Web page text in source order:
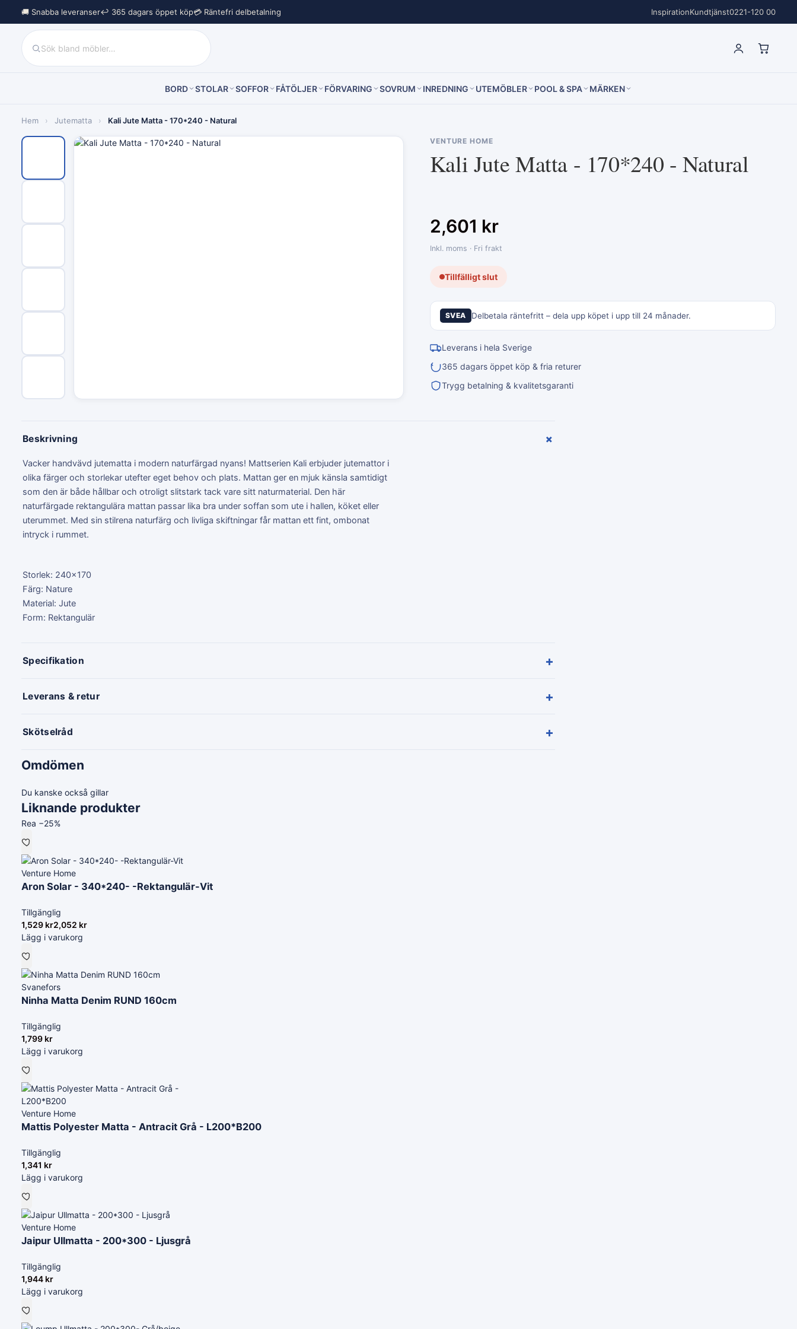
🚚 Snabba leveranser↩︎ 365 dagars öppet köp💳 Räntefri delbetalning InspirationKundtjänst0221-120 00
BORD STOLAR SOFFOR FÅTÖLJER FÖRVARING SOVRUM INREDNING UTEMÖBLER POOL & SPA MÄRKEN
Hem › Jutematta › Kali Jute Matta - 170*240 - Natural
VENTURE HOME
Kali Jute Matta - 170*240 - Natural
2,601 kr
Inkl. moms · Fri frakt
Tillfälligt slut
SVEA Delbetala räntefritt – dela upp köpet i upp till 24 månader.
Leverans i hela Sverige
365 dagars öppet köp & fria returer
Trygg betalning & kvalitetsgaranti
Beskrivning +
Vacker handvävd jutematta i modern naturfärgad nyans! Mattserien Kali erbjuder jutemattor i
olika färger och storlekar utefter eget behov och plats. Mattan ger en mjuk känsla samtidigt
som den är både hållbar och otroligt slitstark tack vare sitt naturmaterial. Den här
naturfärgade rektangulära mattan passar lika bra under soffan som ute i hallen, köket eller
uterummet. Med sin stilrena naturfärg och livliga skiftningar får mattan ett fint, ombonat
intryck i rummet.
Storlek: 240x170
Färg: Nature
Material: Jute
Form: Rektangulär
Specifikation +
Leverans & retur +
Skötselråd +
Omdömen
Du kanske också gillar
Liknande produkter
Rea −25%
Venture Home
Aron Solar - 340*240- -Rektangulär-Vit
Tillgänglig
1,529 kr2,052 kr
Lägg i varukorg
Svanefors
Ninha Matta Denim RUND 160cm
Tillgänglig
1,799 kr
Lägg i varukorg
Venture Home
Mattis Polyester Matta - Antracit Grå - L200*B200
Tillgänglig
1,341 kr
Lägg i varukorg
Venture Home
Jaipur Ullmatta - 200*300 - Ljusgrå
Tillgänglig
1,944 kr
Lägg i varukorg